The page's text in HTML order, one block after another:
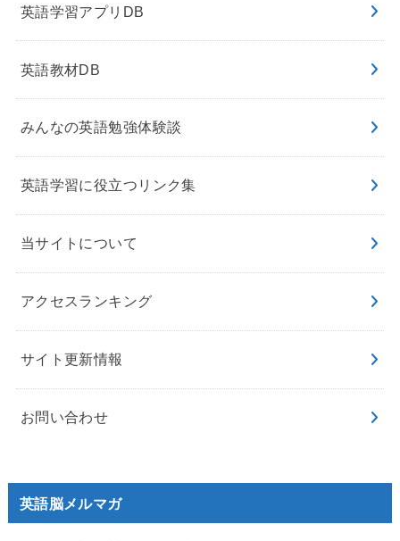
英語学習アプリDB
英語教材DB
みんなの英語勉強体験談
英語学習に役立つリンク集
当サイトについて
アクセスランキング
サイト更新情報
お問い合わせ
英語脳メルマガ